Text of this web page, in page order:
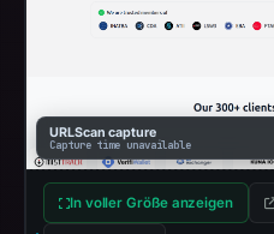
URLScan capture
Capture time unavailable
In voller Größe anzeigen